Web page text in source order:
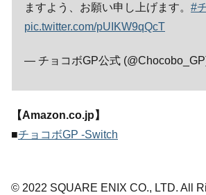
ますよう、お願い申し上げます。 #
pic.twitter.com/pUIKW9qQcT
— チョコボGP公式
【Amazon.co.jp】
■チョコボGP -Switch
© 2022 SQUARE ENIX CO., LTD. All